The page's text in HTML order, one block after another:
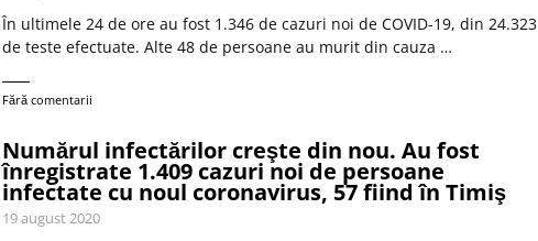
În ultimele 24 de ore au fost 1.346 de cazuri noi de COVID-19, din 24.323
de teste efectuate. Alte 48 de persoane au murit din cauza …
Fără comentarii
Numărul infectărilor creşte din nou. Au fost
înregistrate 1.409 cazuri noi de persoane
infectate cu noul coronavirus, 57 fiind în Timiş
19 august 2020